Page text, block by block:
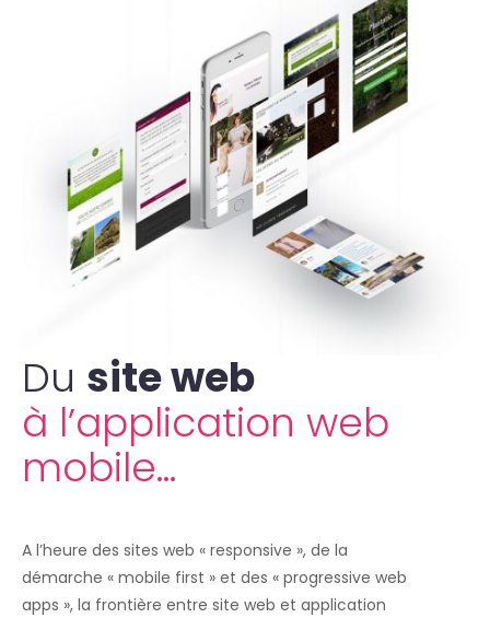
Du site web
à l’application web
mobile…
A l’heure des sites web « responsive », de la
démarche « mobile first » et des « progressive web
apps », la frontière entre site web et application